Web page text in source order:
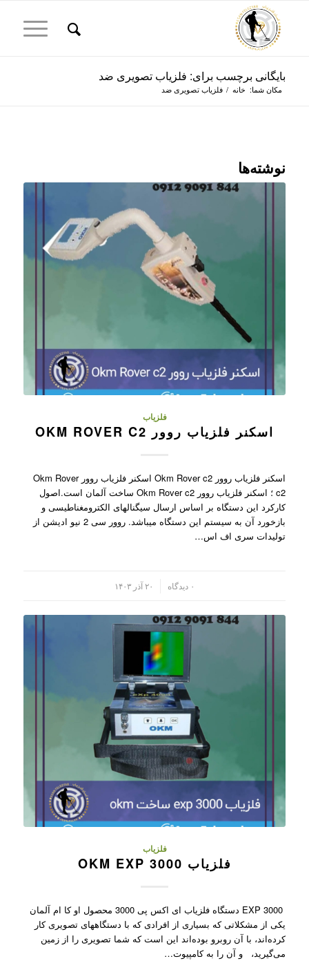
بایگانی برچسب برای: فلزیاب تصویری ضد
مکان شما: خانه / فلزیاب تصویری ضد
نوشته‌ها
فلزیاب
اسکنر فلزیاب روور OKM ROVER C2
اسکنر فلزیاب روور Okm Rover c2 اسکنر فلزیاب روور Okm Rover
c2 ؛ اسکنر فلزیاب روور Okm Rover c2 ساخت آلمان است.اصول
کارکرد این دستگاه بر اساس ارسال سیگنالهای الکترومغناطیسی و
بازخورد آن به سیستم این دستگاه میباشد. روور سی 2 نیو ادیشن از
تولیدات سری اف اس…
۰ دیدگاه ۲۰ آذر ۱۴۰۳
فلزیاب
فلزیاب OKM EXP 3000
EXP 3000 دستگاه فلزیاب ای اکس پی 3000 محصول او کا ام آلمان
یکی از مشکلاتی که بسیاری از افرادی که با دستگاههای تصویری کار
کرده‌اند، با آن روبرو بوده‌اند این است که شما تصویری را از زمین
می‌گیرید، و آن را به کامپیو‌ت…